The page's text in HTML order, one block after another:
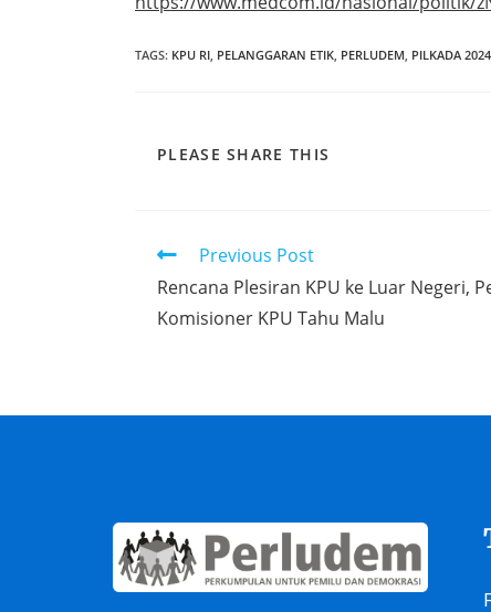
TAGS: KPU RI, PELANGGARAN ETIK, PERLUDEM, PILKADA 2024
PLEASE SHARE THIS
Previous Post
Rencana Plesiran KPU ke Luar Negeri,
Komisioner KPU Tahu Malu